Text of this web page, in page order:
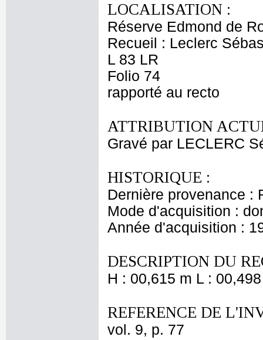
LOCALISATION :
Réserve Edmond de
Recueil : Leclerc
L 83 LR
Folio 74
rapporté au recto
ATTRIBUTION
Gravé par LECLERC
HISTORIQUE :
Dernière provenance :
Mode d'acquisition :
Année d'acquisition :
DESCRIPTION DU
H : 00,615 m L :
REFERENCE DE
vol. 9, p. 77